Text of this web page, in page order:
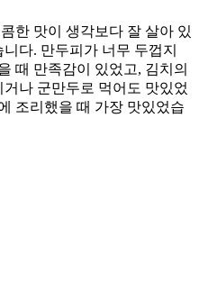
한 맛이 생각보다 잘 살아 있
다. 만두피가 너무 두껍지
때 만족감이 있었고, 김치의
나 군만두로 먹어도 맛있었
조리했을 때 가장 맛있었습